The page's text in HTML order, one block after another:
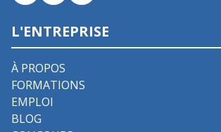
L'ENTREPRISE
À PROPOS
FORMATIONS
EMPLOI
BLOG